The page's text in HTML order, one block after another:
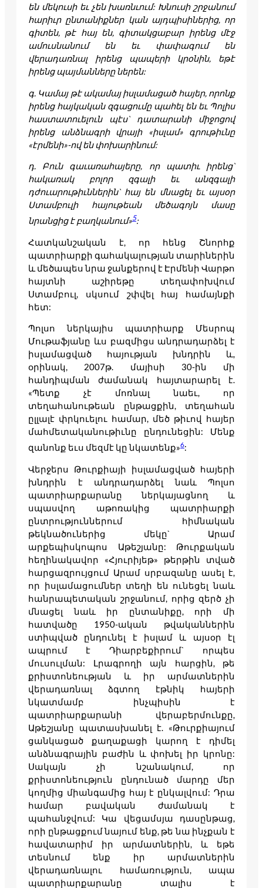
են մեկուսի եւ չեն խառնւում: Խնուսի շրջանում
հարիւր ընտանիքներ կան այդպիսիներից, որ
գիտեն, թէ հայ են, գիտակցաբար իրենց մէջ
ամուսնանում են եւ փափագում են
վերադառնալ իրենց պապերի կրօնին, եթէ
իրենց պայմանները ներեն:
գ. Կամայ թէ ակամայ իսլամացած հայեր, որոնք
իրենց հայկական զգացումը պահել են եւ Պոլիս
հաստատուելուն պէս` դատարանի միջոցով
իրենց անձնագրի վրայի «իսլամ» գրութիւնը
«էրմենի»-ով են փոխարինում:
դ. Բուն գաւառահայերը, որ պատիւ իրենց`
հակառակ բոլոր զգալի եւ անզգալի
դժուարութիւններին` հայ են մնացել եւ այսօր
Ստամբուլի հայութեան մեծագոյն մասը
նրանցից է բաղկանում»5:
Հատկանշական է, որ հենց Շնորհք
պատրիարքի գահակալության տարիներին
և մեծապես նրա ջանքերով է Էրմենի Վարթո
հայտնի աշիրեթը տեղափոխվում
Ստամբուլ, սկսում շփվել հայ համայնքի
հետ:
Պոլսո ներկայիս պատրիարք Մեսրոպ
Մութաֆյանը ևս բազմիցս անդրադարձել է
իսլամացված հայության խնդրին և,
օրինակ, 2007թ. մայիսի 30-ին մի
հանդիպման ժամանակ հայտարարել է.
«Պետք չէ մոռնալ նաեւ, որ
տեղահանութեան ընթացքին, տեղահան
ըլլալէ փրկուելու համար, մեծ թիւով հայեր
մահմետականութիւնը ընդունեցին: Մենք
զանոնք եւս մեզմէ կը նկատենք»6:
Վերջերս Թուրքիայի իսլամացված հայերի
խնդրին է անդրադարձել նաև Պոլսո
պատրիարքարանը ներկայացնող և
սպասվող աթոռակից պատրիարքի
ընտրություններում հիմնական
թեկնածուներից մեկը` Արամ
արքեպիսկոպոս Աթեշյանը: Թուրքական
հեղինակավոր «Հյուրիյեթ» թերթին տված
հարցազրույցում Արամ սրբազանը ասել է,
որ իսլամացումներ տեղի են ունեցել նաև
հանրապետական շրջանում, որից զերծ չի
մնացել նաև իր ընտանիքը, որի մի
հատվածը 1950-ական թվականներին
ստիպված ընդունել է իսլամ և այսօր էլ
ապրում է Դիարբեքիրում` որպես
մուսուլման: Լրագրողի այն հարցին, թե
քրիստոնեության և իր արմատներին
վերադառնալ ձգտող էթնիկ հայերի
նկատմամբ ինչպիսին է
պատրիարքարանի վերաբերմունքը,
Աթեշյանը պատասխանել է. «Թուրքիայում
ցանկացած քաղաքացի կարող է դիմել
անձնագրային բաժին և փոխել իր կրոնը:
Սակայն չի նշանակում, որ
քրիստոնեություն ընդունած մարդը մեր
կողմից միանգամից հայ է ընկալվում: Դրա
համար բավական ժամանակ է
պահանջվում: Կա վեցամսյա դասընթաց,
որի ընթացքում նայում ենք, թե նա ինչքան է
հավատարիմ իր արմատներին, և եթե
տեսնում ենք իր արմատներին
վերադառնալու համառություն, ապա
պատրիարքարանը տալիս է